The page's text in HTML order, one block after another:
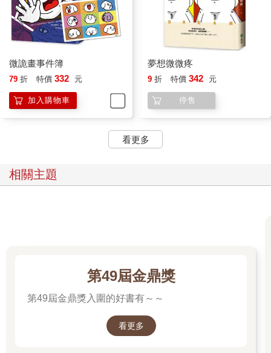
微詭畫事件簿
79 折 特價 332 元
加入購物車
夢想微微疼
9 折 特價 342 元
停售
看更多
相關主題
第49屆金鼎獎
第49屆金鼎獎入圍的好書有～～
看更多